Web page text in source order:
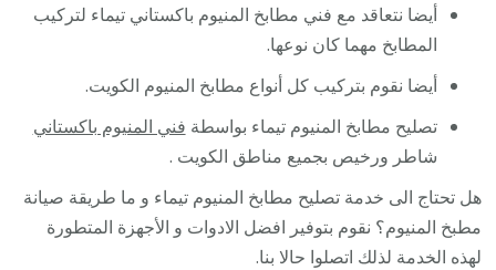
أيضا نتعاقد مع فني مطابخ المنيوم باكستاني تيماء لتركيب
المطابخ مهما كان نوعها.
أيضا نقوم بتركيب كل أنواع مطابخ المنيوم الكويت.
تصليح مطابخ المنيوم تيماء بواسطة فني المنيوم باكستاني
شاطر ورخيص بجميع مناطق الكويت .
هل تحتاج الى خدمة تصليح مطابخ المنيوم تيماء و ما طريقة صيانة
مطبخ المنيوم؟ نقوم بتوفير افضل الادوات و الأجهزة المتطورة
لهذه الخدمة لذلك اتصلوا حالا بنا.